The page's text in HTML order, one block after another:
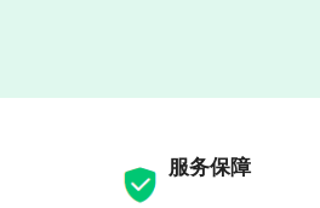
服务保障